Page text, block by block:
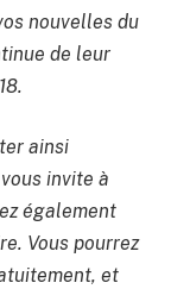
nouvelles du
de leur
ainsi
invite à
également
Vous pourrez
et